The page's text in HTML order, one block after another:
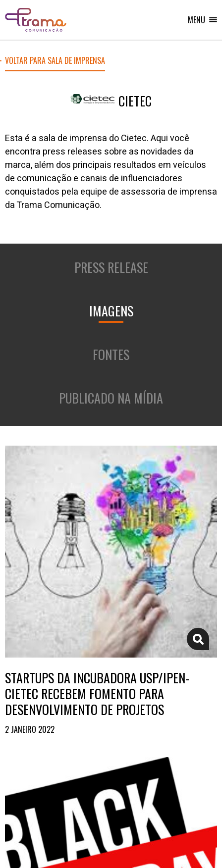
para
site
para
conteúdo
site
MENU
VOLTAR PARA SALA DE IMPRENSA
CIETEC
Esta é a sala de imprensa do Cietec. Aqui você
encontra press releases sobre as novidades da
marca, além dos principais resultados em veículos
de comunicação e canais de influenciadores
conquistados pela equipe de assessoria de imprensa
da Trama Comunicação.
PRESS RELEASE
IMAGENS
FONTES
PUBLICADO NA MÍDIA
STARTUPS DA INCUBADORA USP/IPEN-
CIETEC RECEBEM FOMENTO PARA
DESENVOLVIMENTO DE PROJETOS
2 JANEIRO 2022